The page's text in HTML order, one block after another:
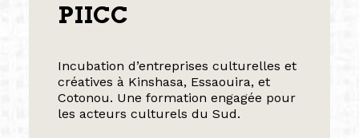
PIICC
Incubation d’entreprises culturelles et
créatives à Kinshasa, Essaouira, et
Cotonou. Une formation engagée pour
les acteurs culturels du Sud.